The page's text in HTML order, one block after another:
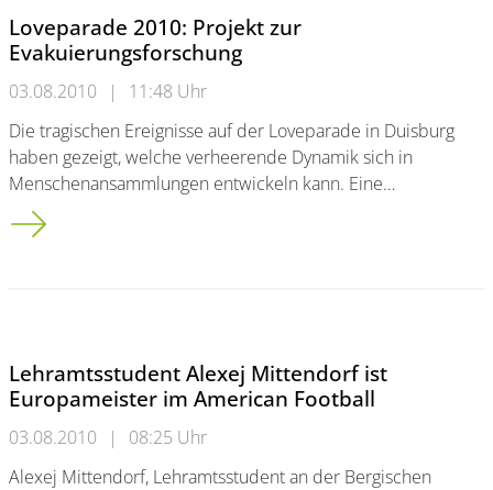
Loveparade 2010: Projekt zur
Evakuierungsforschung
03.08.2010 |
11:48 Uhr
Die tragischen Ereignisse auf der Loveparade in Duisburg
haben gezeigt, welche verheerende Dynamik sich in
Menschenansammlungen entwickeln kann. Eine…
Loveparade 2010: Projekt zur Evakuierungsforschung
Lehramtsstudent Alexej Mittendorf ist
Europameister im American Football
03.08.2010 |
08:25 Uhr
Alexej Mittendorf, Lehramtsstudent an der Bergischen